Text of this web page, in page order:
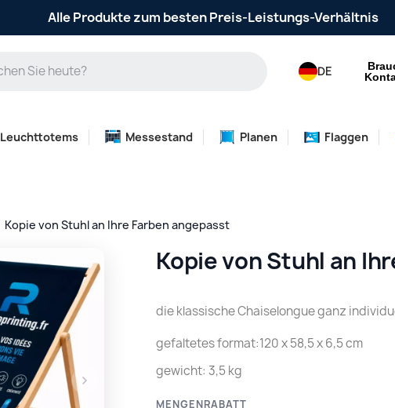
Alle Produkte zum besten Preis-Leistungs-Verhältnis
DE
Leuchttotems Messestand Planen Flaggen
Kopie von Stuhl an Ihre Farben angepasst
Kopie von Stuhl an
die klassische Chaiselongue ganz
gefaltetes format:120 x 58,5 x 6,5 cm
gewicht: 3,5 kg
MENGENRABATT